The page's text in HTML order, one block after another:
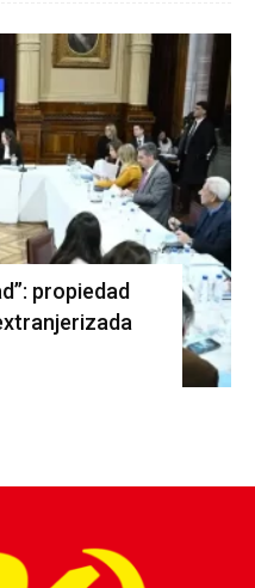
propiedad